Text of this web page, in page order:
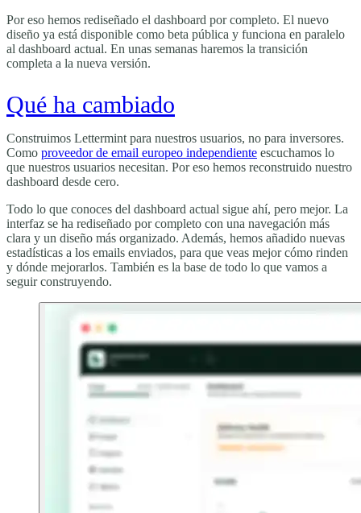
Por eso hemos rediseñado el dashboard por completo. El nuevo
diseño ya está disponible como beta pública y funciona en paralelo
al dashboard actual. En unas semanas haremos la transición
completa a la nueva versión.
Qué ha cambiado
Construimos Lettermint para nuestros usuarios, no para inversores.
Como proveedor de email europeo independiente escuchamos lo
que nuestros usuarios necesitan. Por eso hemos reconstruido nuestro
dashboard desde cero.
Todo lo que conoces del dashboard actual sigue ahí, pero mejor. La
interfaz se ha rediseñado por completo con una navegación más
clara y un diseño más organizado. Además, hemos añadido nuevas
estadísticas a los emails enviados, para que veas mejor cómo rinden
y dónde mejorarlos. También es la base de todo lo que vamos a
seguir construyendo.